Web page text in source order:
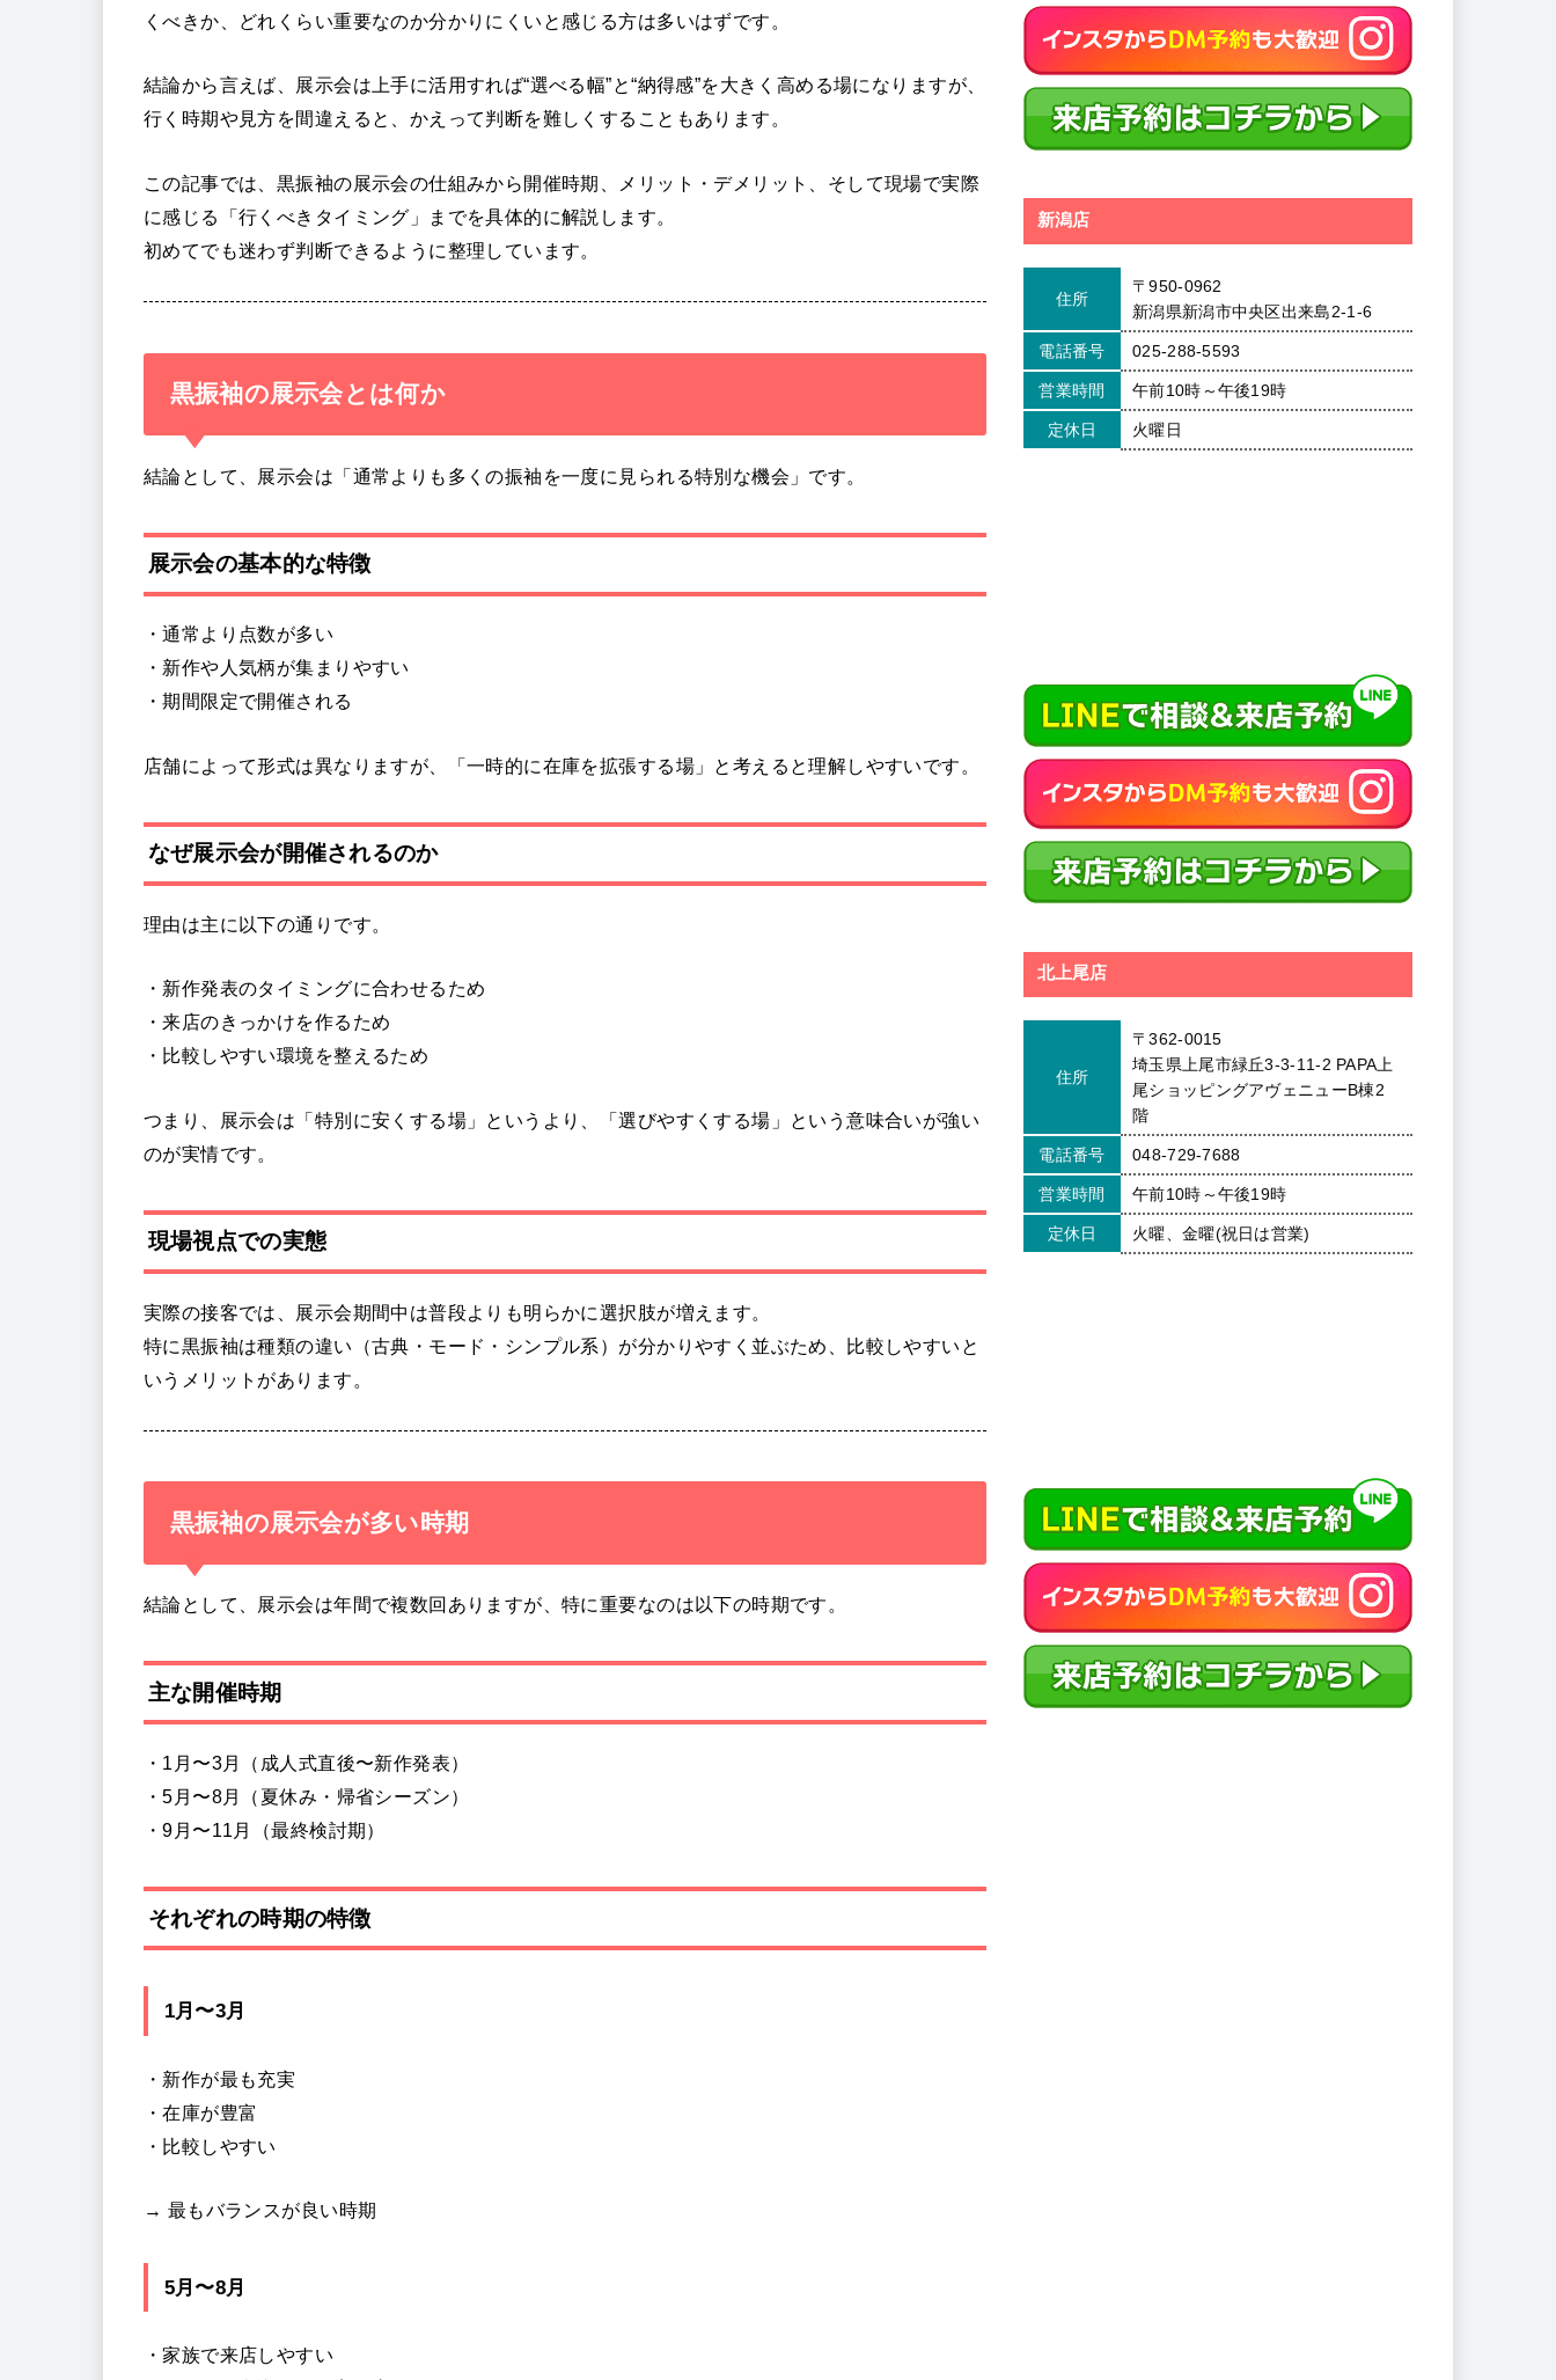
くべきか、どれくらい重要なのか分かりにくいと感じる方は多いはずです。
結論から言えば、展示会は上手に活用すれば“選べる幅”と“納得感”を大きく高める場になりますが、
行く時期や見方を間違えると、かえって判断を難しくすることもあります。
この記事では、黒振袖の展示会の仕組みから開催時期、メリット・デメリット、そして現場で実際
に感じる「行くべきタイミング」までを具体的に解説します。
初めてでも迷わず判断できるように整理しています。
黒振袖の展示会とは何か
結論として、展示会は「通常よりも多くの振袖を一度に見られる特別な機会」です。
展示会の基本的な特徴
・通常より点数が多い
・新作や人気柄が集まりやすい
・期間限定で開催される
店舗によって形式は異なりますが、「一時的に在庫を拡張する場」と考えると理解しやすいです。
なぜ展示会が開催されるのか
理由は主に以下の通りです。
・新作発表のタイミングに合わせるため
・来店のきっかけを作るため
・比較しやすい環境を整えるため
つまり、展示会は「特別に安くする場」というより、「選びやすくする場」という意味合いが強い
のが実情です。
現場視点での実態
実際の接客では、展示会期間中は普段よりも明らかに選択肢が増えます。
特に黒振袖は種類の違い（古典・モード・シンプル系）が分かりやすく並ぶため、比較しやすいと
いうメリットがあります。
黒振袖の展示会が多い時期
結論として、展示会は年間で複数回ありますが、特に重要なのは以下の時期です。
主な開催時期
・1月〜3月（成人式直後〜新作発表）
・5月〜8月（夏休み・帰省シーズン）
・9月〜11月（最終検討期）
それぞれの時期の特徴
1月〜3月
・新作が最も充実
・在庫が豊富
・比較しやすい
→ 最もバランスが良い時期
5月〜8月
・家族で来店しやすい
新潟店
住所
〒950-0962
新潟県新潟市中央区出来島2-1-6
電話番号 025-288-5593
営業時間 午前10時～午後19時
定休日 火曜日
北上尾店
住所
〒362-0015
埼玉県上尾市緑丘3-3-11-2 PAPA上
尾ショッピングアヴェニューB棟2
階
電話番号 048-729-7688
営業時間 午前10時～午後19時
定休日 火曜、金曜(祝日は営業)